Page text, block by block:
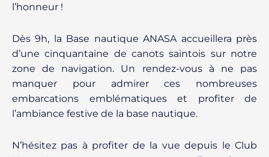
l’honneur !
Dès 9h, la Base nautique ANASA accueillera près
d’une cinquantaine de canots saintois sur notre
zone de navigation. Un rendez-vous à ne pas
manquer pour admirer ces nombreuses
embarcations emblématiques et profiter de
l’ambiance festive de la base nautique.
N’hésitez pas à profiter de la vue depuis le Club